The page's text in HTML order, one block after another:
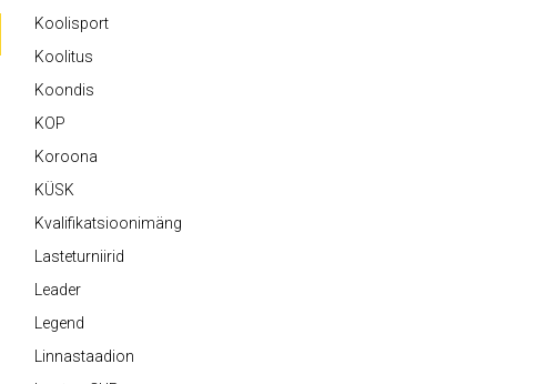
Koolisport
Koolitus
Koondis
KOP
Koroona
KÜSK
Kvalifikatsioonimäng
Lasteturniirid
Leader
Legend
Linnastaadion